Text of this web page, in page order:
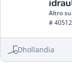
Altro
#
Dhollandia